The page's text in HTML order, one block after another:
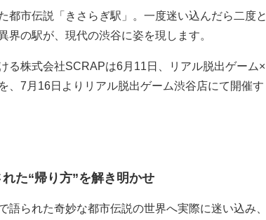
市伝説「きさらぎ駅」。一度迷い込んだら二度と
の駅が、現代の渋谷に姿を現します。
る株式会社SCRAPは6月11日、リアル脱出ゲーム×
、7月16日よりリアル脱出ゲーム渋谷店にて開催す
た“帰り方”を解き明かせ
られた奇妙な都市伝説の世界へ実際に迷い込み、